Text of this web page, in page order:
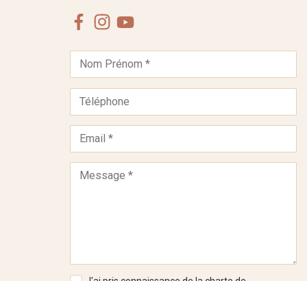
FacebookInstagram